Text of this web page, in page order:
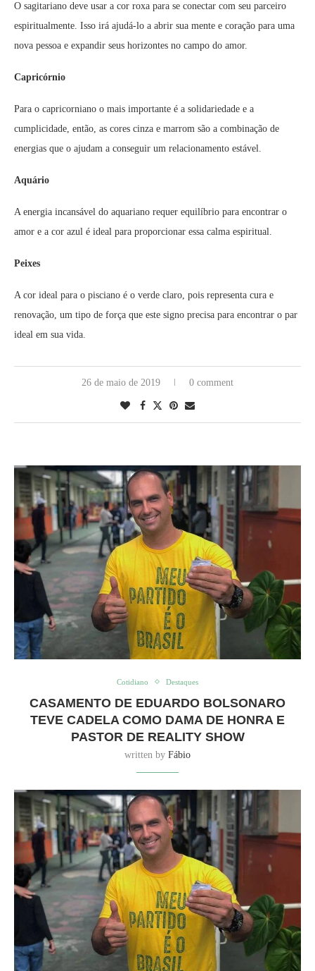
O sagitariano deve usar a cor roxa para se conectar com seu parceiro
espiritualmente. Isso irá ajudá-lo a abrir sua mente e coração para uma
nova pessoa e expandir seus horizontes no campo do amor.
Capricórnio
Para o capricorniano o mais importante é a solidariedade e a
cumplicidade, então, as cores cinza e marrom são a combinação de
energias que o ajudam a conseguir um relacionamento estável.
Aquário
A energia incansável do aquariano requer equilíbrio para encontrar o
amor e a cor azul é ideal para proporcionar essa calma espiritual.
Peixes
A cor ideal para o pisciano é o verde claro, pois representa cura e
renovação, um tipo de força que este signo precisa para encontrar o par
ideal em sua vida.
26 de maio de 2019 0 comment
Cotidiano Destaques
CASAMENTO DE EDUARDO BOLSONARO
TEVE CADELA COMO DAMA DE HONRA E
PASTOR DE REALITY SHOW
written by Fábio